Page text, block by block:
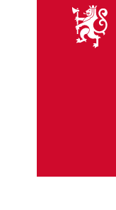
stortinget